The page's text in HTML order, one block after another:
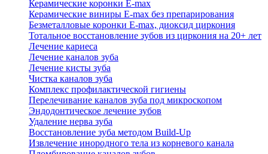
Керамические коронки E-max
Керамические виниры E-max без препарирования
Безметалловые коронки Е-max, диоксид циркония
Тотальное восстановление зубов из циркония на 20+ лет
Лечение кариеса
Лечение каналов зуба
Лечение кисты зуба
Чистка каналов зуба
Комплекс профилактической гигиены
Перелечивание каналов зуба под микроскопом
Эндодонтическое лечение зубов
Удаление нерва зуба
Восстановление зуба методом Build-Up
Извлечение инородного тела из корневого канала